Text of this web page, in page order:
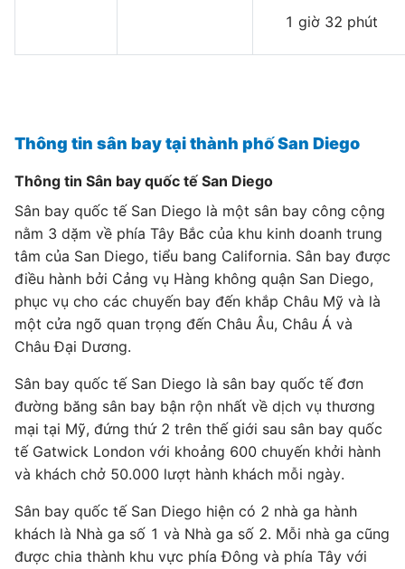
1 giờ 32 phút
Thông tin sân bay tại thành phố San Diego
Thông tin Sân bay quốc tế San Diego
Sân bay quốc tế San Diego là một sân bay công cộng
nằm 3 dặm về phía Tây Bắc của khu kinh doanh trung
tâm của San Diego, tiểu bang California. Sân bay được
điều hành bởi Cảng vụ Hàng không quận San Diego,
phục vụ cho các chuyến bay đến khắp Châu Mỹ và là
một cửa ngõ quan trọng đến Châu Âu, Châu Á và
Châu Đại Dương.
Sân bay quốc tế San Diego là sân bay quốc tế đơn
đường băng sân bay bận rộn nhất về dịch vụ thương
mại tại Mỹ, đứng thứ 2 trên thế giới sau sân bay quốc
tế Gatwick London với khoảng 600 chuyến khởi hành
và khách chở 50.000 lượt hành khách mỗi ngày.
Sân bay quốc tế San Diego hiện có 2 nhà ga hành
khách là Nhà ga số 1 và Nhà ga số 2. Mỗi nhà ga cũng
được chia thành khu vực phía Đông và phía Tây với